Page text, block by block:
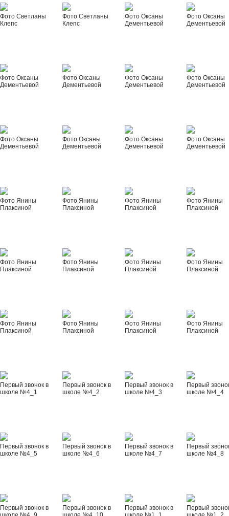
Фото Светланы
Клепс
Фото Светланы
Клепс
Фото Оксаны
Дементьевой
Фото Оксаны
Дементьевой
Фото Оксаны
Дементьевой
Фото Оксаны
Дементьевой
Фото Оксаны
Дементьевой
Фото Оксаны
Дементьевой
Фото Оксаны
Дементьевой
Фото Оксаны
Дементьевой
Фото Оксаны
Дементьевой
Фото Оксаны
Дементьевой
Фото Янины
Плаксиной
Фото Янины
Плаксиной
Фото Янины
Плаксиной
Фото Янины
Плаксиной
Фото Янины
Плаксиной
Фото Янины
Плаксиной
Фото Янины
Плаксиной
Фото Янины
Плаксиной
Фото Янины
Плаксиной
Фото Янины
Плаксиной
Фото Янины
Плаксиной
Фото Янины
Плаксиной
Первый звонок в
школе №4_1
Первый звонок в
школе №4_2
Первый звонок в
школе №4_3
Первый
школе №4_4
Первый звонок в
школе №4_5
Первый звонок в
школе №4_6
Первый звонок в
школе №4_7
Первый
школе №4_8
Первый звонок в
Первый звонок в
Первый звонок в
Первый